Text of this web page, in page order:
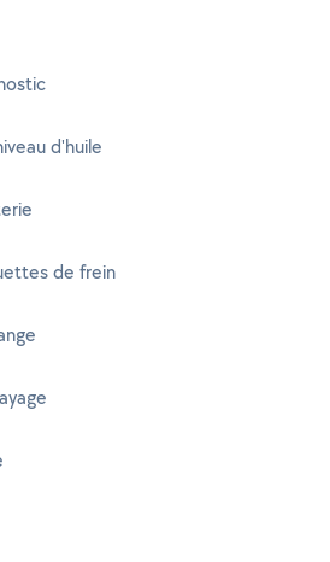
d'huile
de frein